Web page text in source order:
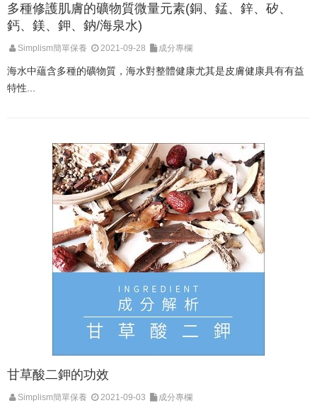
多種修護肌膚的礦物質微量元素(銅、錳、鋅、矽、
鈣、鎂、鉀、鈉/海泉水)
Simplism簡單保養 2021-09-28 成分專欄
海水中蘊含多種的礦物質，海水對整體健康尤其是皮膚健康具有有益
特性...
甘草酸二鉀的功效
Simplism簡單保養 2021-09-03 成分專欄